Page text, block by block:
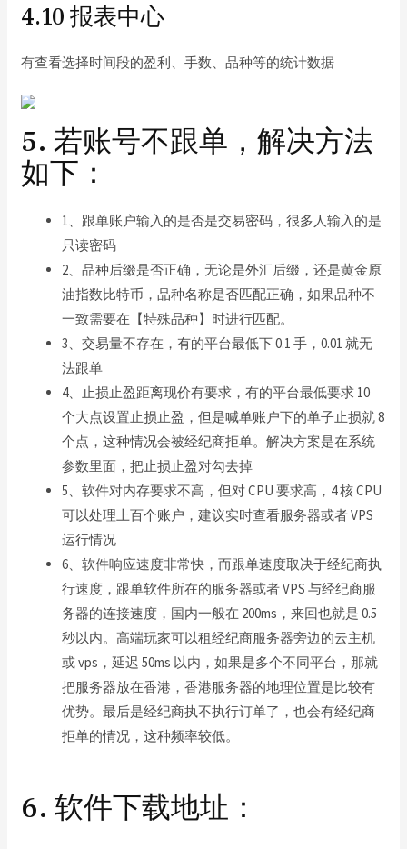
4.10 报表中心
有查看选择时间段的盈利、手数、品种等的统计数据
5. 若账号不跟单，解决方法
如下：
1、跟单账户输入的是否是交易密码，很多人输入的是
只读密码
2、品种后缀是否正确，无论是外汇后缀，还是黄金原
油指数比特币，品种名称是否匹配正确，如果品种不
一致需要在【特殊品种】时进行匹配。
3、交易量不存在，有的平台最低下 0.1 手，0.01 就无
法跟单
4、止损止盈距离现价有要求，有的平台最低要求 10
个大点设置止损止盈，但是喊单账户下的单子止损就 8
个点，这种情况会被经纪商拒单。解决方案是在系统
参数里面，把止损止盈对勾去掉
5、软件对内存要求不高，但对 CPU 要求高，4 核 CPU
可以处理上百个账户，建议实时查看服务器或者 VPS
运行情况
6、软件响应速度非常快，而跟单速度取决于经纪商执
行速度，跟单软件所在的服务器或者 VPS 与经纪商服
务器的连接速度，国内一般在 200ms，来回也就是 0.5
秒以内。高端玩家可以租经纪商服务器旁边的云主机
或 vps，延迟 50ms 以内，如果是多个不同平台，那就
把服务器放在香港，香港服务器的地理位置是比较有
优势。最后是经纪商执不执行订单了，也会有经纪商
拒单的情况，这种频率较低。
6. 软件下载地址：